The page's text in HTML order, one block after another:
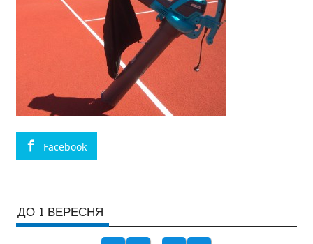
Facebook
ДО 1 ВЕРЕСНЯ